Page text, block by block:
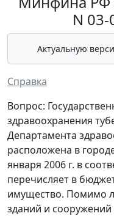
N
Актуальную
Справка
Вопрос:
здравоохранения
Департамента
расположена в
января 2006 г. в
перечисляет в
имущество. Помимо
зданий и